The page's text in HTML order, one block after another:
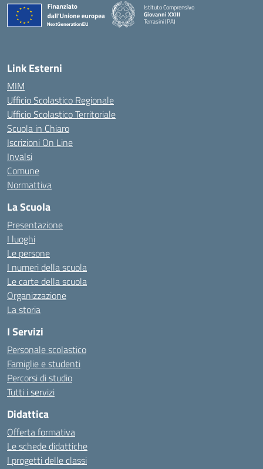
Istituto Comprensivo
Giovanni XXIII
Terrasini (PA)
Link Esterni
MIM
Ufficio Scolastico Regionale
Ufficio Scolastico Territoriale
Scuola in Chiaro
Iscrizioni On Line
Invalsi
Comune
Normattiva
La Scuola
Presentazione
I luoghi
Le persone
I numeri della scuola
Le carte della scuola
Organizzazione
La storia
I Servizi
Personale scolastico
Famiglie e studenti
Percorsi di studio
Tutti i servizi
Didattica
Offerta formativa
Le schede didattiche
I progetti delle classi